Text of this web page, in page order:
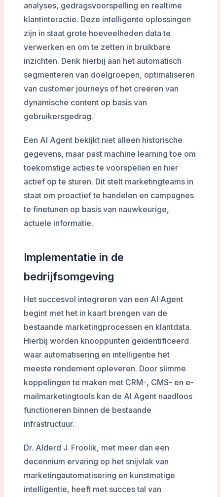
analyses, gedragsvoorspelling en realtime
klantinteractie. Deze intelligente oplossingen
zijn in staat grote hoeveelheden data te
verwerken en om te zetten in bruikbare
inzichten. Denk hierbij aan het automatisch
segmenteren van doelgroepen, optimaliseren
van customer journeys of het creëren van
dynamische content op basis van
gebruikersgedrag.
Een AI Agent bekijkt niet alleen historische
gegevens, maar past machine learning toe om
toekomstige acties te voorspellen en hier
actief op te sturen. Dit stelt marketingteams in
staat om proactief te handelen en campagnes
te finetunen op basis van nauwkeurige,
actuele informatie.
Implementatie in de
bedrijfsomgeving
Het succesvol integreren van een AI Agent
begint met het in kaart brengen van de
bestaande marketingprocessen en klantdata.
Hierbij worden knooppunten geïdentificeerd
waar automatisering en intelligentie het
meeste rendement opleveren. Door slimme
koppelingen te maken met CRM-, CMS- en e-
mailmarketingtools kan de AI Agent naadloos
functioneren binnen de bestaande
infrastructuur.
Dr. Alderd J. Froolik, met meer dan een
decennium ervaring op het snijvlak van
marketingautomatisering en kunstmatige
intelligentie, heeft met succes tal van